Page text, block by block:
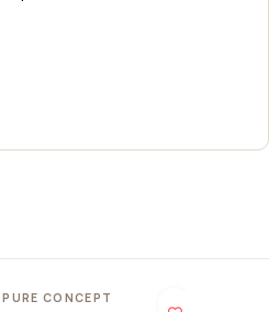
PURE CONCEPT